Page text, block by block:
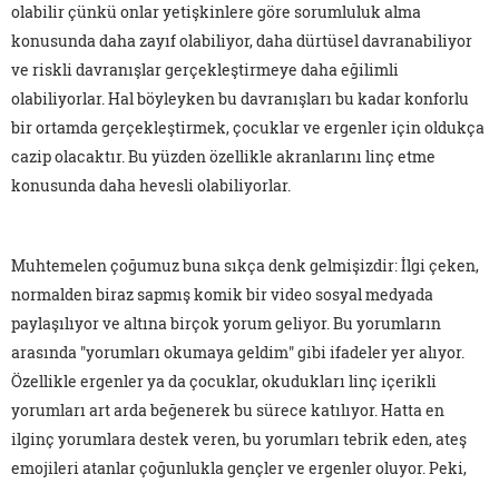
olabilir çünkü onlar yetişkinlere göre sorumluluk alma
konusunda daha zayıf olabiliyor, daha dürtüsel davranabiliyor
ve riskli davranışlar gerçekleştirmeye daha eğilimli
olabiliyorlar. Hal böyleyken bu davranışları bu kadar konforlu
bir ortamda gerçekleştirmek, çocuklar ve ergenler için oldukça
cazip olacaktır. Bu yüzden özellikle akranlarını linç etme
konusunda daha hevesli olabiliyorlar.
Muhtemelen çoğumuz buna sıkça denk gelmişizdir: İlgi çeken,
normalden biraz sapmış komik bir video sosyal medyada
paylaşılıyor ve altına birçok yorum geliyor. Bu yorumların
arasında "yorumları okumaya geldim" gibi ifadeler yer alıyor.
Özellikle ergenler ya da çocuklar, okudukları linç içerikli
yorumları art arda beğenerek bu sürece katılıyor. Hatta en
ilginç yorumlara destek veren, bu yorumları tebrik eden, ateş
emojileri atanlar çoğunlukla gençler ve ergenler oluyor. Peki,